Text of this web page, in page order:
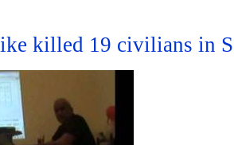
killed 19 civilians in